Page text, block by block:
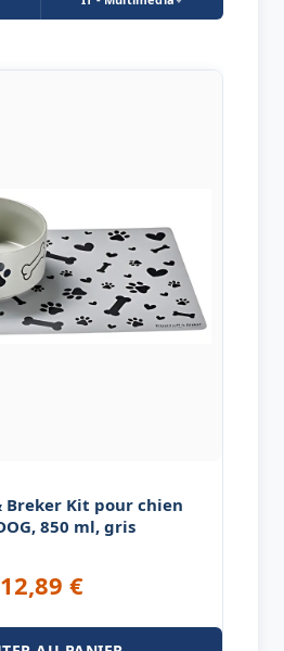
Breker Kit pour chien
850 ml, gris
12,89 €